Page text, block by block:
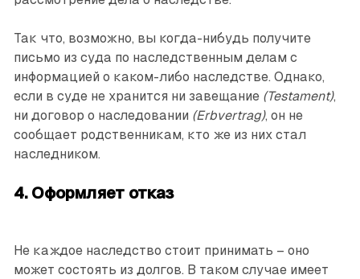
Так что, возможно, вы когда-нибудь получите
письмо из суда по наследственным делам с
информацией о каком-либо наследстве. Однако,
если в суде не хранится ни завещание (Testament),
ни договор о наследовании (Erbvertrag), он не
сообщает родственникам, кто же из них стал
наследником.
4. Оформляет отказ
Не каждое наследство стоит принимать – оно
может состоять из долгов. В таком случае имеет